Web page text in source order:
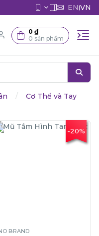
EN|VN
0 ₫
0 sản phẩm
Cơ Thể và Tay
-20%
BRAND